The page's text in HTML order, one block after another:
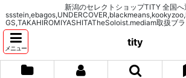
新潟のセレクトショップTITY 全国へ
GS,TAKAHIROMIYASHITATheSoloist.mediam取扱ブ
メニュー
tity